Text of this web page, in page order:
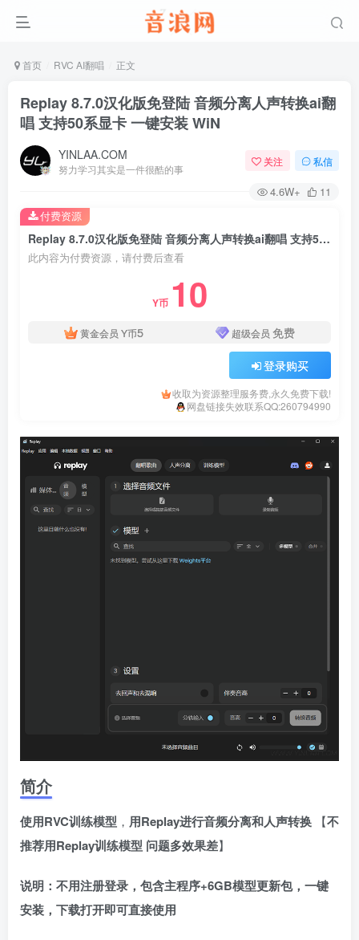
首页 RVC AI翻唱 正文
Replay 8.7.0汉化版免登陆 音频分离人声转换ai翻
唱 支持50系显卡 一键安装 WiN
YINLAA.COM
努力学习其实是一件很酷的事
关注 私信
4.6W+ 11
Replay 8.7.0汉化版免登陆 音频分离人声转换ai翻唱 支持50系显卡 一键安装 WiN
此内容为付费资源，请付费后查看
Y币 10
黄金会员 Y币5 超级会员 免费
登录购买
收取为资源整理服务费,永久免费下载!
网盘链接失效联系QQ:260794990
付费资源
简介
使用RVC训练模型 ， 用Replay进行音频分离和人声转换 【不
推荐用Replay训练模型 问题多效果差】
说明：不用注册登录，包含主程序+6GB模型更新包，一键
安装，下载打开即可直接使用